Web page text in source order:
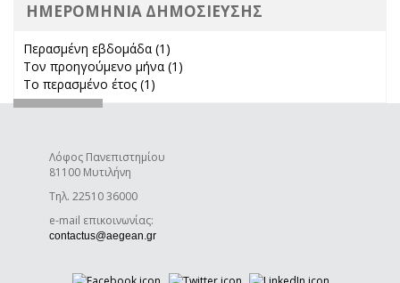
ΗΜΕΡΟΜΗΝΙΑ ΔΗΜΟΣΙΕΥΣΗΣ
Περασμένη εβδομάδα (1)
Τον προηγούμενο μήνα (1)
Το περασμένο έτος (1)
Λόφος Πανεπιστημίου
81100 Μυτιλήνη
Τηλ. 22510 36000
e-mail επικοινωνίας:
contactus@aegean.gr